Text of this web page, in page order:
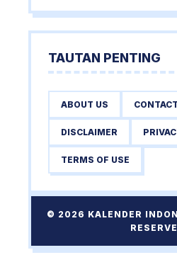
TAUTAN PENTING
ABOUT US
DISCLAIMER
TERMS OF USE
© 2026 KALENDER